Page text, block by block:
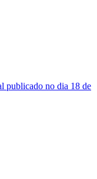
publicado no dia 18 de